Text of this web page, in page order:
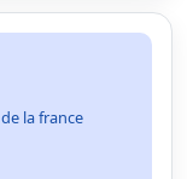
la france